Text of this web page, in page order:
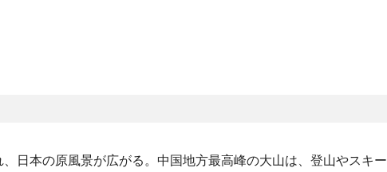
日本の原風景が広がる。中国地方最高峰の大山は、登山やスキー